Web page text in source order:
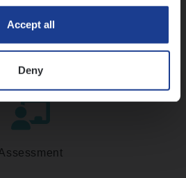
Accept all
Deny
met HR